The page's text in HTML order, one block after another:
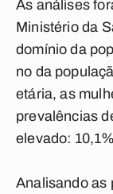
As análises
Ministério da
domínio da
no da
etária, as
prevalências
elevado:
Analisando as